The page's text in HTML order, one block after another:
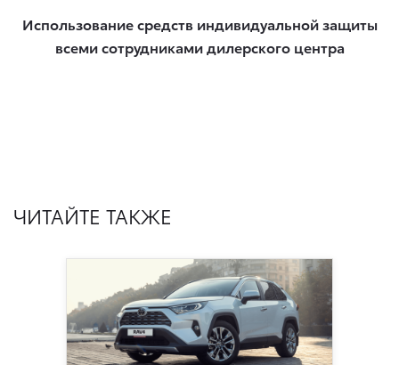
Использование средств индивидуальной защиты
всеми сотрудниками дилерского центра
ЧИТАЙТЕ ТАКЖЕ